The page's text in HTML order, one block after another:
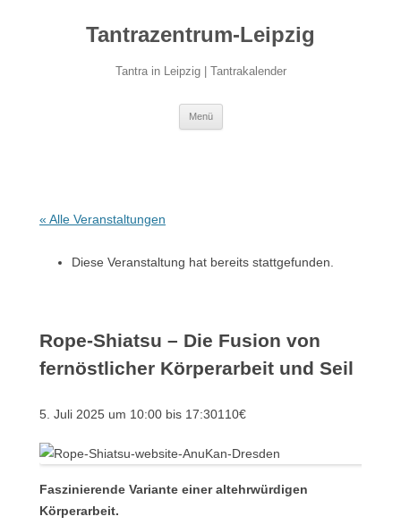
Tantrazentrum-Leipzig
Tantra in Leipzig | Tantrakalender
Menü
« Alle Veranstaltungen
Diese Veranstaltung hat bereits stattgefunden.
Rope-Shiatsu – Die Fusion von
fernöstlicher Körperarbeit und Seil
5. Juli 2025 um 10:00 bis 17:30110€
Faszinierende Variante einer altehrwürdigen
Körperarbeit.